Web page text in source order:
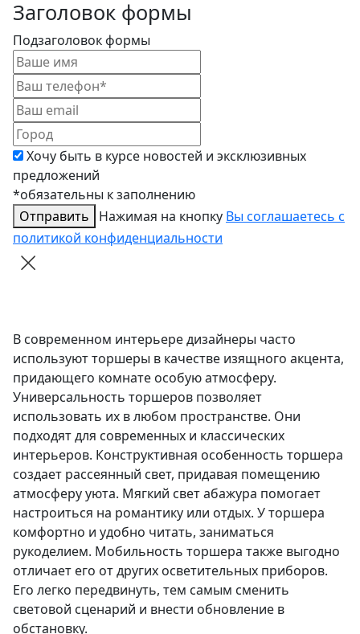
Заголовок формы
Подзаголовок формы
Хочу быть в курсе новостей и эксклюзивных
предложений
*обязательны к заполнению
Отправить
Нажимая на кнопку Вы соглашаетесь с
политикой конфиденциальности
В современном интерьере дизайнеры часто
используют торшеры в качестве изящного акцента,
придающего комнате особую атмосферу.
Универсальность торшеров позволяет
использовать их в любом пространстве. Они
подходят для современных и классических
интерьеров. Конструктивная особенность торшера
создает рассеянный свет, придавая помещению
атмосферу уюта. Мягкий свет абажура помогает
настроиться на романтику или отдых. У торшера
комфортно и удобно читать, заниматься
рукоделием. Мобильность торшера также выгодно
отличает его от других осветительных приборов.
Его легко передвинуть, тем самым сменить
световой сценарий и внести обновление в
обстановку.